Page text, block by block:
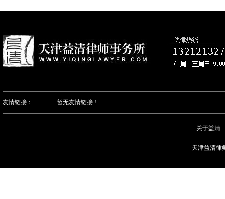
友情链接： 暂无友情链接 !
关于益清
天津益清律